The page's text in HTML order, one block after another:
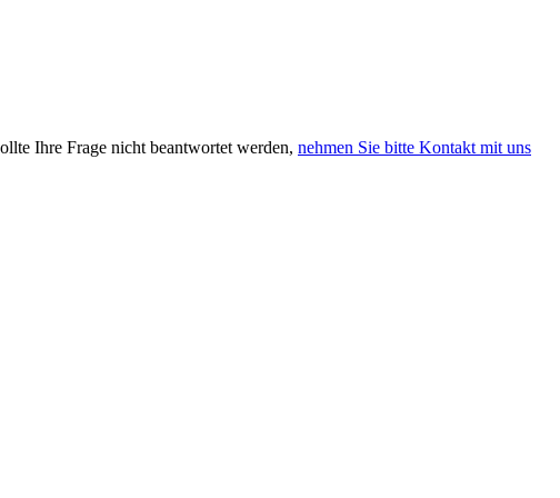
Ihre Frage nicht beantwortet werden, nehmen Sie bitte Kontakt mit uns